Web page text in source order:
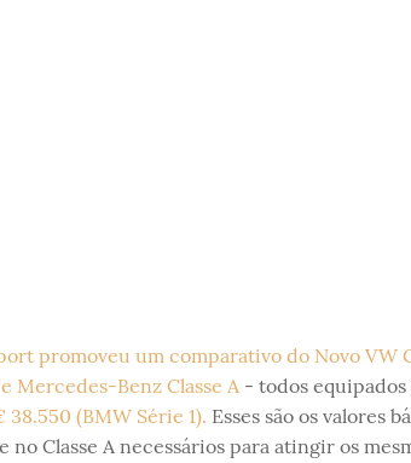
promoveu um comparativo do Novo VW
Mercedes-Benz Classe A- todos equipados
38.550 (BMW Série 1). Esses são os valores
no Classe A necessários para atingir os